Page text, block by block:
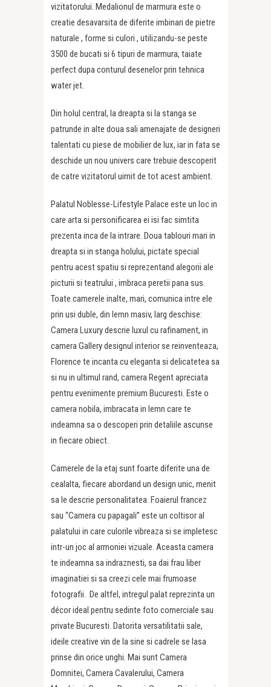
vizitatorului. Medalionul de marmura este o
creatie desavarsita de diferite imbinari de pietre
naturale , forme si culori , utilizandu-se peste
3500 de bucati si 6 tipuri de marmura, taiate
perfect dupa conturul desenelor prin tehnica
water jet.
Din holul central, la dreapta si la stanga se
patrunde in alte doua sali amenajate de designeri
talentati cu piese de mobilier de lux, iar in fata se
deschide un nou univers care trebuie descoperit
de catre vizitatorul uimit de tot acest ambient.
Palatul Noblesse-Lifestyle Palace este un loc in
care arta si personificarea ei isi fac simtita
prezenta inca de la intrare. Doua tablouri mari in
dreapta si in stanga holului, pictate special
pentru acest spatiu si reprezentand alegorii ale
picturii si teatrului , imbraca peretii pana sus.
Toate camerele inalte, mari, comunica intre ele
prin usi duble, din lemn masiv, larg deschise:
Camera Luxury descrie luxul cu rafinament, in
camera Gallery designul interior se reinventeaza,
Florence te incanta cu eleganta si delicatetea sa
si nu in ultimul rand, camera Regent apreciata
pentru evenimente premium Bucuresti. Este o
camera nobila, imbracata in lemn care te
indeamna sa o descoperi prin detaliile ascunse
in fiecare obiect.
Camerele de la etaj sunt foarte diferite una de
cealalta, fiecare abordand un design unic, menit
sa le descrie personalitatea. Foaierul francez
sau “Camera cu papagali” este un coltisor al
palatului in care culorile vibreaza si se impletesc
intr-un joc al armoniei vizuale. Aceasta camera
te indeamna sa indraznesti, sa dai frau liber
imaginatiei si sa creezi cele mai frumoase
fotografii. De altfel, intregul palat reprezinta un
décor ideal pentru sedinte foto comerciale sau
private Bucuresti. Datorita versatilitatii sale,
ideile creative vin de la sine si cadrele se lasa
prinse din orice unghi. Mai sunt Camera
Domnitei, Camera Cavalerului, Camera